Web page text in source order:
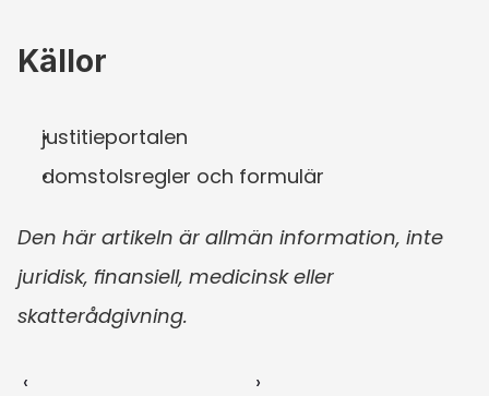
Källor
justitieportalen
domstolsregler och formulär
Den här artikeln är allmän information, inte
juridisk, finansiell, medicinsk eller
skatterådgivning.
‹ ›